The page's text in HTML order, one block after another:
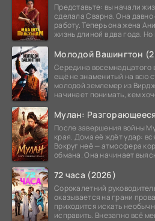
Представьте: вы начали
сделала Сварна. Она
работу. Теперь она жена
жизнь длиной в два года.
Молодой Вашингтон
Середина
ещё не знаменитый на всю
молодой землемер из
начинает понимать, кем
Мулан:
После завершения войны
края. Дома её ждёт удар:
Вокруг неё — атмосфера
обмана. Она начинает
72 часа (2026)
Сорокалетний
оказывается на грани
приходится искать
исправить. Внезапно всё